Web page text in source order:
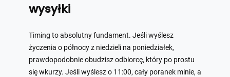
wysyłki
Timing to absolutny fundament. Jeśli wyślesz
życzenia o północy z niedzieli na poniedziałek,
prawdopodobnie obudzisz odbiorcę, który po prostu
się wkurzy. Jeśli wyślesz o 11:00, cały poranek minie, a